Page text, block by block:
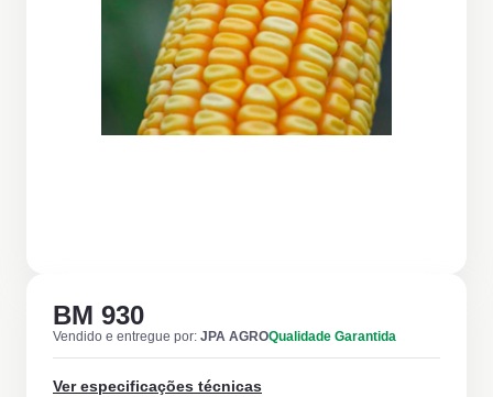
BM 930
Vendido e entregue por: JPA AGROQualidade Garantida
Ver especificações técnicas